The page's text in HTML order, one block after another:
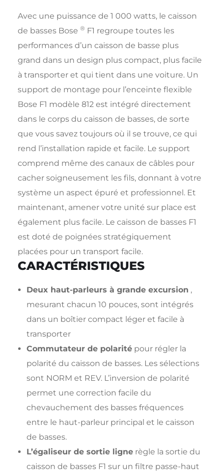
Avec une puissance de 1 000 watts, le caisson
de basses Bose ® F1 regroupe toutes les
performances d’un caisson de basse plus
grand dans un design plus compact, plus facile
à transporter et qui tient dans une voiture. Un
support de montage pour l’enceinte flexible
Bose F1 modèle 812 est intégré directement
dans le corps du caisson de basses, de sorte
que vous savez toujours où il se trouve, ce qui
rend l’installation rapide et facile. Le support
comprend même des canaux de câbles pour
cacher soigneusement les fils, donnant à votre
système un aspect épuré et professionnel. Et
maintenant, amener votre unité sur place est
également plus facile. Le caisson de basses F1
est doté de poignées stratégiquement
placées pour un transport facile.
CARACTÉRISTIQUES
Deux haut-parleurs à grande excursion ,
mesurant chacun 10 pouces, sont intégrés
dans un boîtier compact léger et facile à
transporter
Commutateur de polarité pour régler la
polarité du caisson de basses. Les sélections
sont NORM et REV. L’inversion de polarité
permet une correction facile du
chevauchement des basses fréquences
entre le haut-parleur principal et le caisson
de basses.
L’égaliseur de sortie ligne règle la sortie du
caisson de basses F1 sur un filtre passe-haut